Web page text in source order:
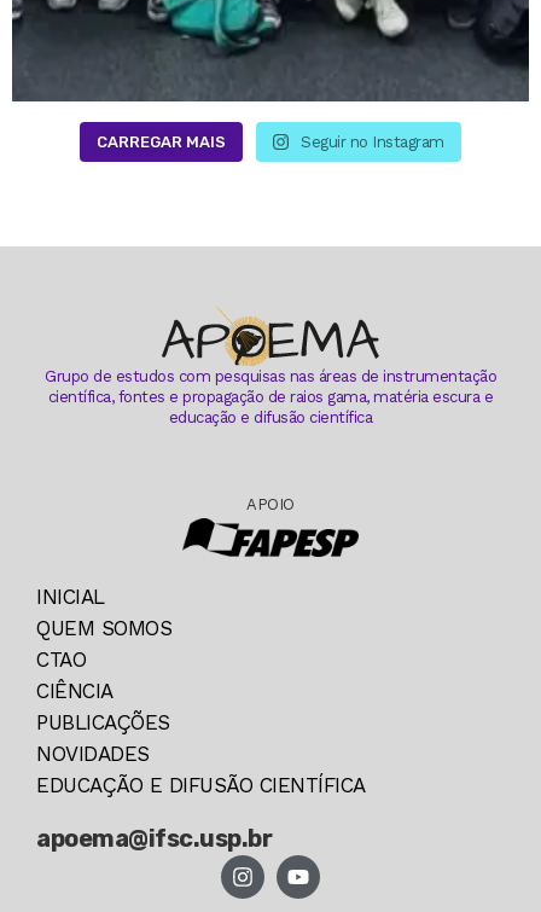
CARREGAR MAIS Seguir no Instagram
Grupo de estudos com pesquisas nas áreas de instrumentação
científica, fontes e propagação de raios gama, matéria escura e
educação e difusão científica
APOIO
INICIAL
QUEM SOMOS
CTAO
CIÊNCIA
PUBLICAÇÕES
NOVIDADES
EDUCAÇÃO E DIFUSÃO CIENTÍFICA
apoema@ifsc.usp.br